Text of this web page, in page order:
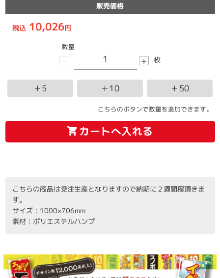
販売価格
税込10,026円
-
数量
+ 枚
＋5 ＋10 ＋50
こちらのボタンで数量を追加できます。
カートへ入れる
こちらの商品は受注生産となりますので納期に２週間程頂きま
す。
サイズ：1000×706mm
素材：ポリエステルハンプ